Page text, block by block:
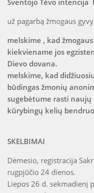
Šventojo Tėvo intencija
už pagarbą žmogaus
melskime , kad
kiekviename jos
Dievo dovana.
melskime, kad
būdingas žmonių
sugebėtume rasti naujų
kūrybingų kelių
SKELBIMAI
Dėmesio, registracija
rugpjūčio 24 dienos.
Liepos 26 d. sekmadienį